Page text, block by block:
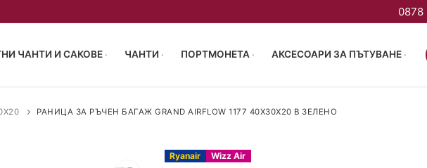
ЧАНТИ И САКОВЕ ЧАНТИ ПОРТМОНЕТА АКСЕСОАРИ ЗА ПЪТУВАНЕ
РАНИЦА ЗА РЪЧЕН БАГАЖ GRAND AIRFLOW 1177 40X30X20 В ЗЕЛЕНО
Ryanair Wizz Air